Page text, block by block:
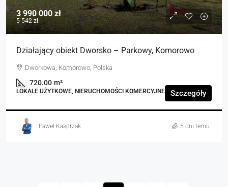
3 990 000 zł
5 542 zł
Działający obiekt Dworsko – Parkowy, Komorowo
Dworkowa, Komorowo, Polska
720.00 m²
LOKALE UŻYTKOWE, NIERUCHOMOŚCI KOMERCYJNE Szczegóły
Paweł Kasprzak 5 dni temu